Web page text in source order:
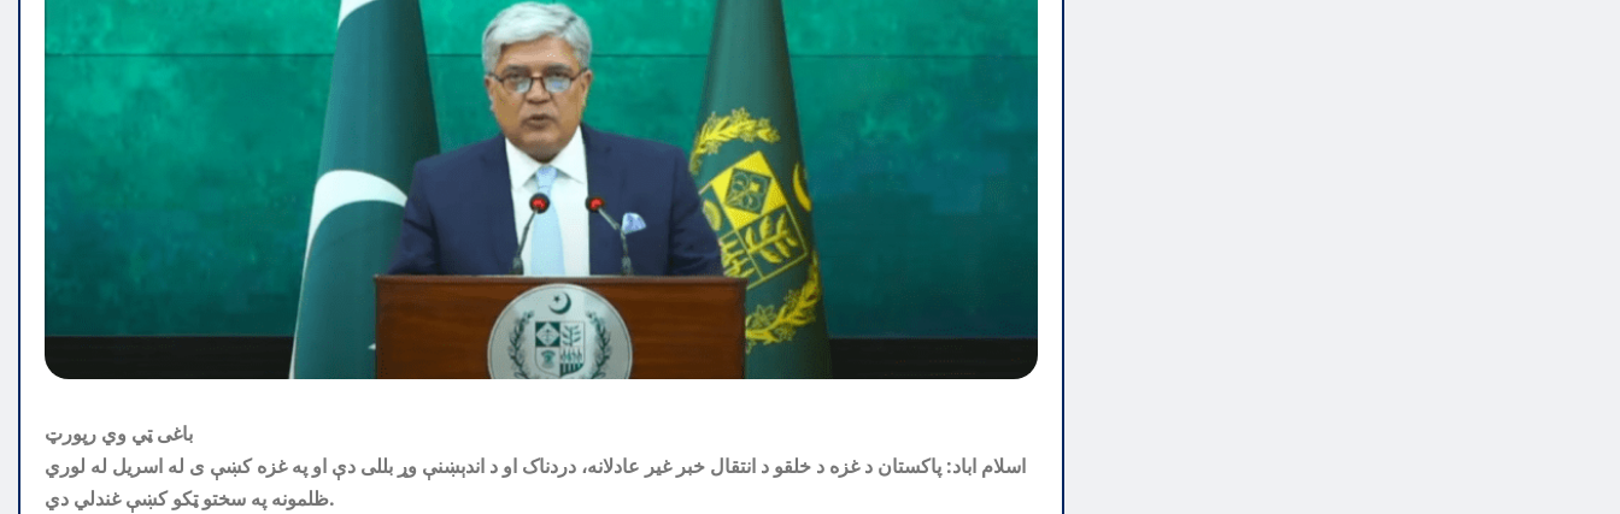
باغی ټي وي رپورټ
اسلام اباد: پاکستان د غزه د خلقو د انتقال خبر غیر عادلانه، دردناک او د اندېښنې وړ بللی دې او په غزه کښې ی له اسریل له لوري
ظلمونه په سختو ټکو کښې غندلي دي.